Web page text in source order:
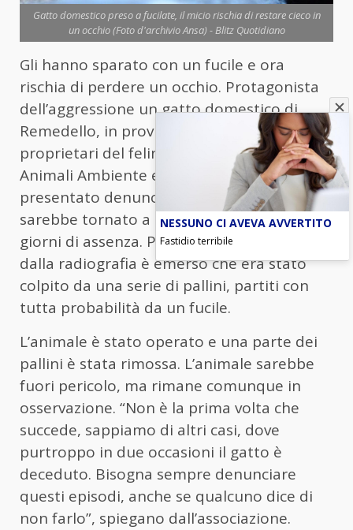
Gatto domestico preso a fucilate, il micio rischia di restare cieco in
un occhio (Foto d'archivio Ansa) - Blitz Quotidiano
Gli hanno sparato con un fucile e ora
rischia di perdere un occhio. Protagonista
dell’aggressione un gatto domestico di
Remedello, in provincia di Brescia. I
proprietari del felino e l’associazione locale
Animali Ambiente e Non Solo hanno
presentato denuncia ai carabinieri. Il micio
sarebbe tornato a casa ferito, dopo alcuni
giorni di assenza. Portato dal veterinario,
dalla radiografia è emerso che era stato
colpito da una serie di pallini, partiti con
tutta probabilità da un fucile.
L’animale è stato operato e una parte dei
pallini è stata rimossa. L’animale sarebbe
fuori pericolo, ma rimane comunque in
osservazione. “Non è la prima volta che
succede, sappiamo di altri casi, dove
purtroppo in due occasioni il gatto è
deceduto. Bisogna sempre denunciare
questi episodi, anche se qualcuno dice di
non farlo”, spiegano dall’associazione.
NESSUNO CI AVEVA AVVERTITO
Fastidio terribile